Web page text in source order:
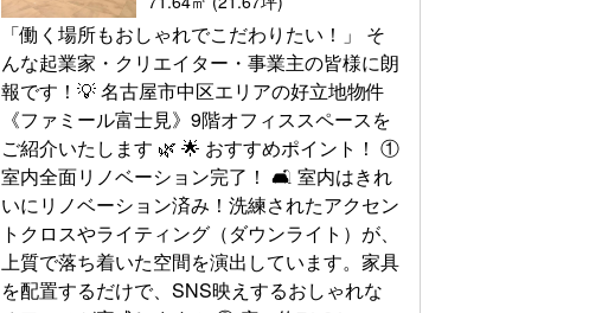
「働く場所もおしゃれでこだわりたい！」 そ
んな起業家・クリエイター・事業主の皆様に朗
報です！💡 名古屋市中区エリアの好立地物件
《ファミール富士見》9階オフィススペースを
ご紹介いたします 🌿 🌟 おすすめポイント！ ①
室内全面リノベーション完了！ 🛋️ 室内はきれ
いにリノベーション済み！洗練されたアクセン
トクロスやライティング（ダウンライト）が、
上質で落ち着いた空間を演出しています。家具
を配置するだけで、SNS映えするおしゃれな